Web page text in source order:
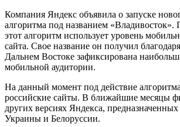
Компания Яндекс объявила о запуске
алгоритма под названием
этот алгоритм использует уровень
сайта. Свое название он получил
Дальнем Востоке зафиксирована
мобильной аудитории.
На данный момент под действие
российские сайты. В ближайшие месяцы
других версиях Яндекса, предназначенных
Украины и Белоруссии.